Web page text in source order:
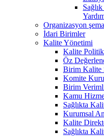
Organizasyon
İdari Birimler
Kalite Yönetimi
Kalite
Öz
Birim Kalite
Komite
Birim
Kamu
Sağlıkta
Kurumsal
Kalite
Sağlıkta